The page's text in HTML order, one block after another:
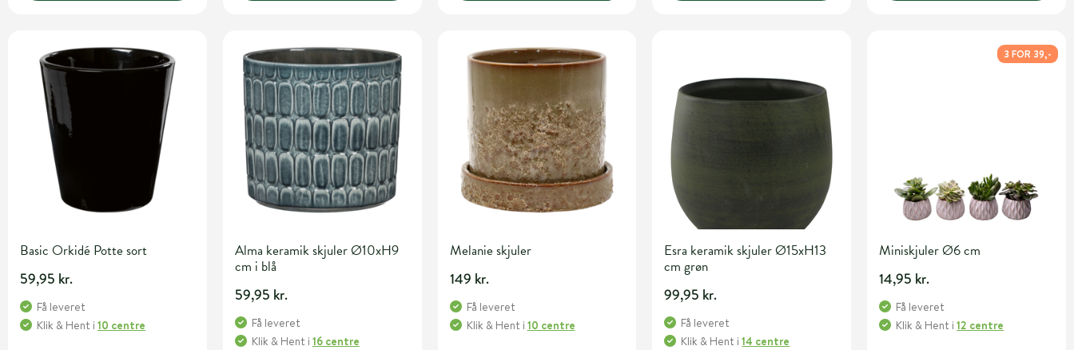
Basic Orkidé Potte sort
59,95 kr.
Få leveret
Klik & Hent i 10 centre
Alma keramik skjuler Ø10xH9
cm i blå
59,95 kr.
Få leveret
Klik & Hent i 16 centre
Melanie skjuler
149 kr.
Få leveret
Klik & Hent i 10 centre
Esra keramik skjuler Ø15xH13
cm grøn
99,95 kr.
Få leveret
Klik & Hent i14 centre
3 FOR 39,-
Miniskjuler Ø6 cm
14,95 kr.
Få leveret
Klik & Hent i12 centre